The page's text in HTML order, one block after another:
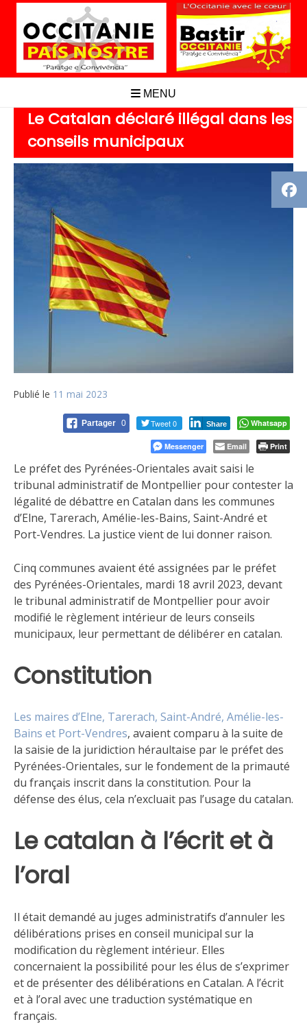
Aller
contenu
MENU
Le Catalan déclaré illégal dans les
conseils municipaux
Publié le 11 mai 2023
Partager 0 Tweet 0 Share Whatsapp
Messenger Email Print
Le préfet des Pyrénées-Orientales avait saisi le
tribunal administratif de Montpellier pour contester la
légalité de débattre en Catalan dans les communes
d’Elne, Tarerach, Amélie-les-Bains, Saint-André et
Port-Vendres. La justice vient de lui donner raison.
Cinq communes avaient été assignées par le préfet
des Pyrénées-Orientales, mardi 18 avril 2023, devant
le tribunal administratif de Montpellier pour avoir
modifié le règlement intérieur de leurs conseils
municipaux, leur permettant de délibérer en catalan.
Constitution
Les maires d’Elne, Tarerach, Saint-André, Amélie-les-
Bains et Port-Vendres, avaient comparu à la suite de
la saisie de la juridiction héraultaise par le préfet des
Pyrénées-Orientales, sur le fondement de la primauté
du français inscrit dans la constitution. Pour la
défense des élus, cela n’excluait pas l’usage du catalan.
Le catalan à l’écrit et à
l’oral
Il était demandé au juges administratifs d’annuler les
délibérations prises en conseil municipal sur la
modification du règlement intérieur. Elles
concernaient la possibilité pour les élus de s’exprimer
et de présenter des délibérations en Catalan. A l’écrit
et à l’oral avec une traduction systématique en
français.